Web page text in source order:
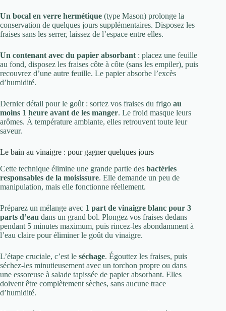
Un bocal en verre hermétique (type Mason) prolonge la
conservation de quelques jours supplémentaires. Disposez les
fraises sans les serrer, laissez de l’espace entre elles.
Un contenant avec du papier absorbant : placez une feuille
au fond, disposez les fraises côte à côte (sans les empiler), puis
recouvrez d’une autre feuille. Le papier absorbe l’excès
d’humidité.
Dernier détail pour le goût : sortez vos fraises du frigo au
moins 1 heure avant de les manger. Le froid masque leurs
arômes. À température ambiante, elles retrouvent toute leur
saveur.
Le bain au vinaigre : pour gagner quelques jours
Cette technique élimine une grande partie des bactéries
responsables de la moisissure. Elle demande un peu de
manipulation, mais elle fonctionne réellement.
Préparez un mélange avec 1 part de vinaigre blanc pour 3
parts d’eau dans un grand bol. Plongez vos fraises dedans
pendant 5 minutes maximum, puis rincez-les abondamment à
l’eau claire pour éliminer le goût du vinaigre.
L’étape cruciale, c’est le séchage. Égouttez les fraises, puis
séchez-les minutieusement avec un torchon propre ou dans
une essoreuse à salade tapissée de papier absorbant. Elles
doivent être complètement sèches, sans aucune trace
d’humidité.